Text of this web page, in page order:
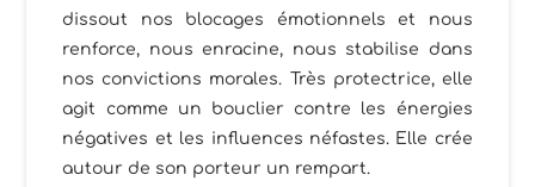
dissout nos blocages émotionnels et nous
renforce, nous enracine, nous stabilise dans
nos convictions morales. Très protectrice, elle
agit comme un bouclier contre les énergies
négatives et les influences néfastes. Elle crée
autour de son porteur un rempart.